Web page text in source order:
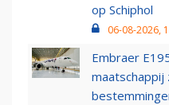
op Schiphol
06-08-2026,
Embraer
maatschappij